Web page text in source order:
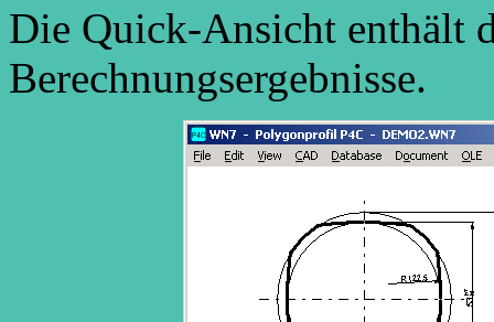
Die Quick-Ansicht enthält
Berechnungsergebnisse.